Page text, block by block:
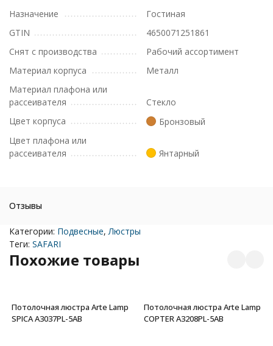
Назначение
Гостиная
GTIN
4650071251861
Снят с производства
Рабочий ассортимент
Материал корпуса
Металл
Материал плафона или
рассеивателя
Стекло
Цвет корпуса
Бронзовый
Цвет плафона или
рассеивателя
Янтарный
Отзывы
Категории: Подвесные, Люстры
Теги: SAFARI
Похожие товары
Потолочная люстра Arte Lamp
SPICA A3037PL-5AB
Потолочная люстра Arte Lamp
COPTER A3208PL-5AB